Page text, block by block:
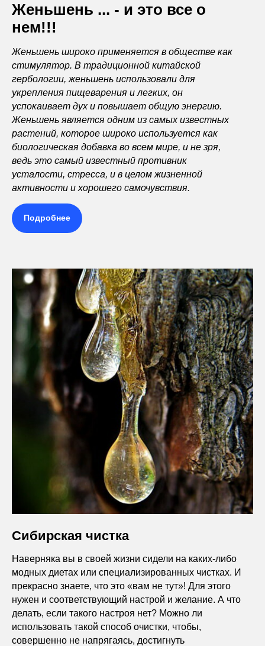
Женьшень ... - и это все о
нем!!!
Женьшень широко применяется в обществе как
стимулятор. В традиционной китайской
гербологии, женьшень использовали для
укрепления пищеварения и легких, он
успокаивает дух и повышает общую энергию.
Женьшень является одним из самых известных
растений, которое широко используется как
биологическая добавка во всем мире, и не зря,
ведь это самый известный противник
усталости, стресса, и в целом жизненной
активности и хорошего самочувствия.
Подробнее
Сибирская чистка
Наверняка вы в своей жизни сидели на каких-либо
модных диетах или специализированных чистках. И
прекрасно знаете, что это «вам не тут»! Для этого
нужен и соответствующий настрой и желание. А что
делать, если такого настроя нет? Можно ли
использовать такой способ очистки, чтобы,
совершенно не напрягаясь, достигнуть